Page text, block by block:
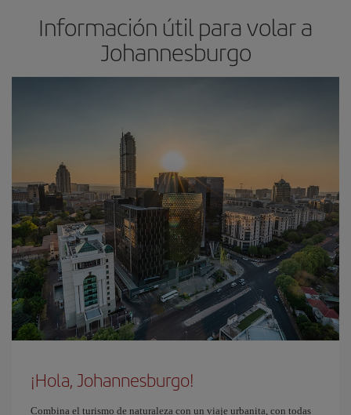
Información útil para volar a
Johannesburgo
¡Hola, Johannesburgo!
Combina el turismo de naturaleza con un viaje urbanita, con todas